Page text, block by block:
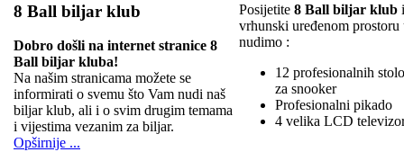
8 Ball biljar klub
Dobro došli na internet stranice 8
Ball biljar kluba!
Na našim stranicama možete se
informirati o svemu što Vam nudi naš
biljar klub, ali i o svim drugim temama
i vijestima vezanim za biljar.
Opširnije ...
Posijetite 8 Ball biljar klub
vrhunski uređenom
nudimo :
12 profesionalnih
za snooker
Profesionalni pikado
4 velika LCD